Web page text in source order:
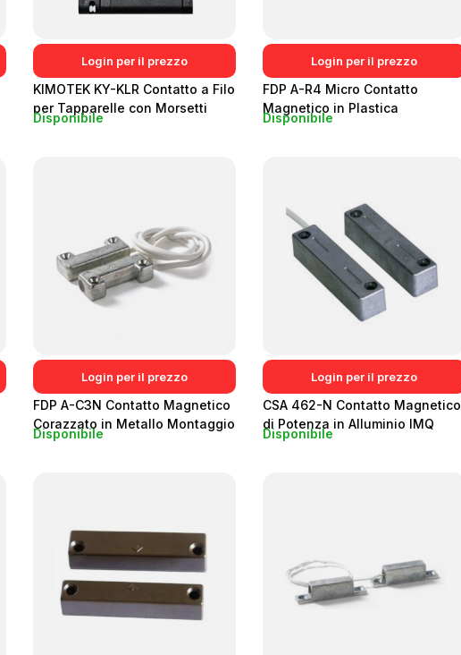
Login per il prezzo
KIMOTEK KY-KLR Contatto a Filo
per Tapparelle con Morsetti
Disponibile
Login per il prezzo
FDP A-R4 Micro Contatto
Magnetico in Plastica
Disponibile
Login per il prezzo
FDP A-C3N Contatto Magnetico
Corazzato in Metallo Montaggio
a Vista IP65
Disponibile
Login per il prezzo
CSA 462-N Contatto Magnetico
di Potenza in Alluminio IMQ
Disponibile